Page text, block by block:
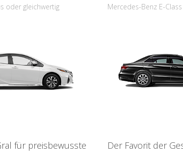
oder gleichwertig
für preisbewusste
Mercedes-Benz E-
Der Favorit der